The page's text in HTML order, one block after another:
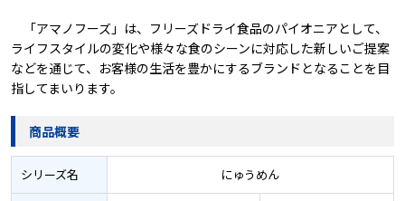
「アマノフーズ」は、フリーズドライ食品のパイオニアとして、
ライフスタイルの変化や様々な食のシーンに対応した新しいご提案
などを通じて、お客様の生活を豊かにするブランドとなることを目
指してまいります。
商品概要
シリーズ名 にゅうめん